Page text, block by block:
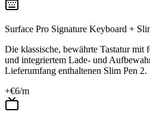
Surface Pro Signature Keyboard +
Die klassische, bewährte Tastatur
und integriertem Lade- und
Lieferumfang enthaltenen Slim Pen 2.
+€6/m